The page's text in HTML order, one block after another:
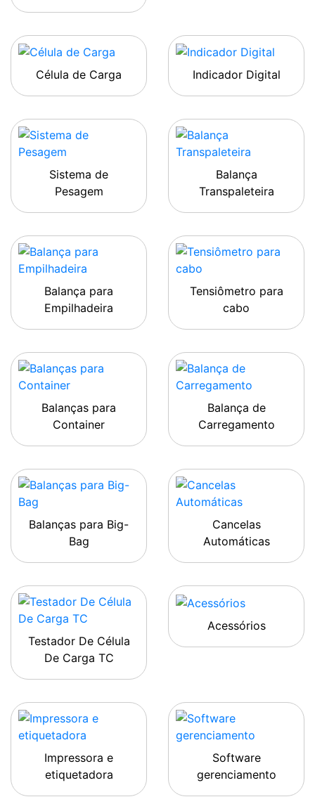
Célula de Carga Indicador Digital
Sistema de
Pesagem
Balança
Transpaleteira
Balança para
Empilhadeira
Tensiômetro para
cabo
Balanças para
Container
Balança de
Carregamento
Balanças para Big-
Bag
Cancelas
Automáticas
Testador De Célula
De Carga TC
Acessórios
Impressora e
etiquetadora
Software
gerenciamento